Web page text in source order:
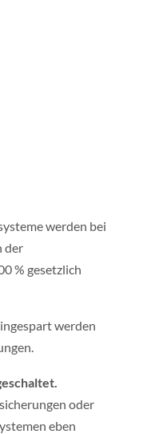
werden bei
der
% gesetzlich
werden
oder
eben